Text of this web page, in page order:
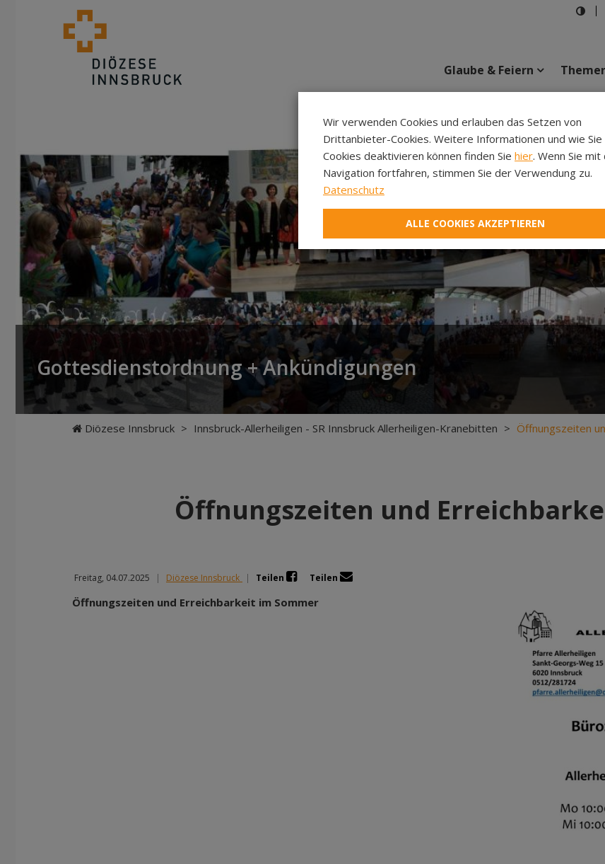
Glaube & Feiern
Gottesdienstordnung + Ankündigungen
Diözese Innsbruck > Innsbruck-Allerheiligen - SR Innsbruck Allerheiligen-Kranebitten > Öffnungszeiten
Öffnungszeiten und
Freitag, 04.07.2025 | Diözese Innsbruck | Teilen Teilen
Öffnungszeiten und Erreichbarkeit im Sommer
Wir verwenden Cookies und erlauben das Setzen von
Drittanbieter-Cookies. Weitere Informationen und wie Sie
Cookies deaktivieren können finden Sie hier. Wenn Sie mit
Navigation fortfahren, stimmen Sie der Verwendung zu.
Datenschutz
ALLE COOKIES AKZEPTIEREN